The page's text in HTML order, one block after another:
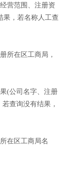
营范围、注册资
果，若名称人工查
在区工商局，
(公司名字、注册
查询没有结果，
在区工商局名